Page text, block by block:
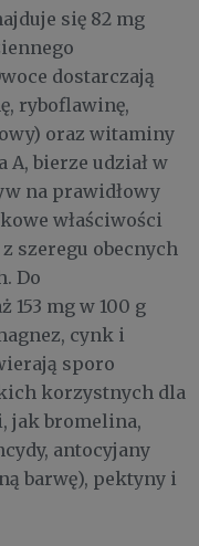
się 82 mg
dostarczają
ryboflawinę,
oraz witaminy
bierze udział w
na prawidłowy
właściwości
szeregu obecnych
Do
153 mg w 100 g
cynk i
sporo
korzystnych dla
jak bromelina,
antocyjany
barwę), pektyny i